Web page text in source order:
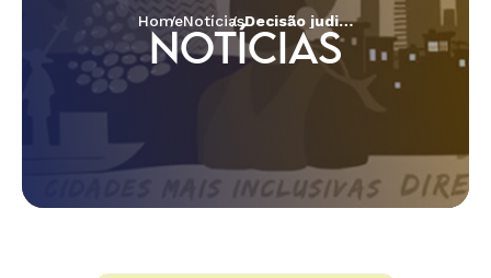
HomeNotícias Decisão judicial ameaça a vida do Quilombo Rio dos Macacos
NOTÍCIAS